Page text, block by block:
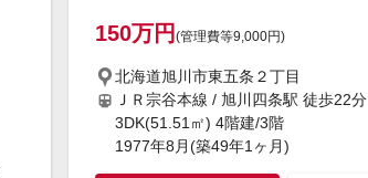
150万円 (管理費等9,000円)
北海道旭川市東五条２丁目
ＪＲ宗谷本線 / 旭川四条駅 徒歩22分
3DK(51.51㎡) 4階建/3階
1977年8月(築49年1ヶ月)